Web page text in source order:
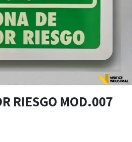
RIESGO MOD.007